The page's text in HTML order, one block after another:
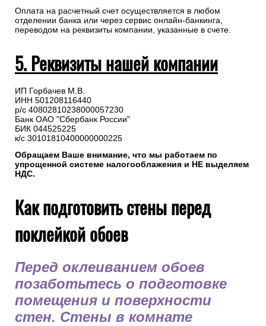
Оплата на расчетный счет осуществляется в любом
отделении банка или через сервис онлайн-банкинга,
переводом на реквизиты компании, указанные в счете.
5. Реквизиты нашей компании
ИП Горбачев М.В.
ИНН 501208116440
р/с 40802810238000057230
Банк ОАО "Сбербанк России"
БИК 044525225
к/с 30101810400000000225
Обращаем Ваше внимание, что мы работаем по
упрощенной системе налогооблажения и НЕ выделяем
НДС.
Как подготовить стены перед
поклейкой обоев
Перед оклеиванием обоев
позаботьтесь о подготовке
помещения и поверхности
стен. Стены в комнате